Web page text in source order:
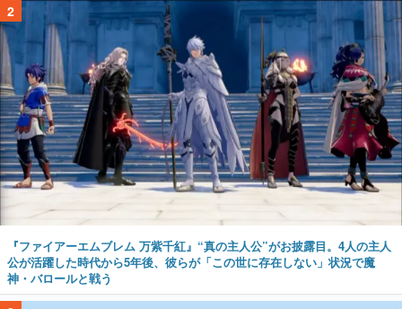
2
『ファイアーエムブレム 万紫千紅』“真の主人公”がお披露目。4人の主人
公が活躍した時代から5年後、彼らが「この世に存在しない」状況で魔
神・バロールと戦う